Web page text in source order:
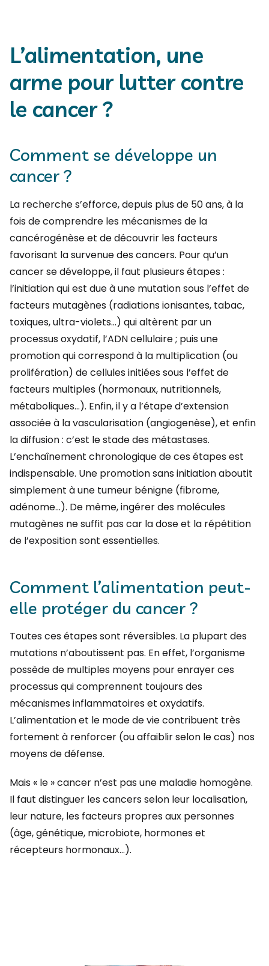
L’alimentation, une
arme pour lutter contre
le cancer ?
Comment se développe un
cancer ?
La recherches’efforce, depuis plus de 50 ans, à la
fois de comprendre les mécanismes de la
cancérogénèse et de découvrir les facteurs
favorisant la survenue des cancers. Pour qu’un
cancer se développe, il faut plusieurs étapes :
l’initiation qui est due à une mutation sous l’effet de
facteurs mutagènes (radiations ionisantes, tabac,
toxiques, ultra-violets…) qui altèrent par un
processus oxydatif, l’ADN cellulaire ; puis une
promotion qui correspond à la multiplication (ou
prolifération) de cellules initiées sous l’effet de
facteurs multiples (hormonaux, nutritionnels,
métaboliques…). Enfin, il y a l’étape d’extension
associée à la vascularisation (angiogenèse), et enfin
la diffusion : c’est le stade des métastases.
L’enchaînement chronologique de ces étapes est
indispensable. Une promotion sans initiation aboutit
simplement à une tumeur bénigne (fibrome,
adénome…). De même, ingérer des molécules
mutagènes ne suffit pas car la dose et la répétition
de l’exposition sont essentielles.
Comment l’alimentation peut-
elle protéger du cancer ?
Toutes ces étapes sont réversibles. La plupart des
mutations n’aboutissent pas. En effet, l’organisme
possède de multiples moyens pour enrayer ces
processus qui comprennent toujours des
mécanismes inflammatoires et oxydatifs.
L’alimentation et le mode de vie contribuent très
fortement à renforcer (ou affaiblir selon le cas) nos
moyens de défense.
Mais « le » cancer n’est pas une maladie homogène.
Il faut distinguer les cancers selon leur localisation,
leur nature, les facteurs propres aux personnes
(âge, génétique, microbiote, hormones et
récepteurs hormonaux…).